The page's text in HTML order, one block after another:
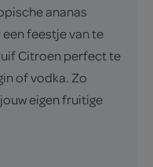
ananas
feestje van te
Citroen perfect te
of vodka. Zo
eigen fruitige